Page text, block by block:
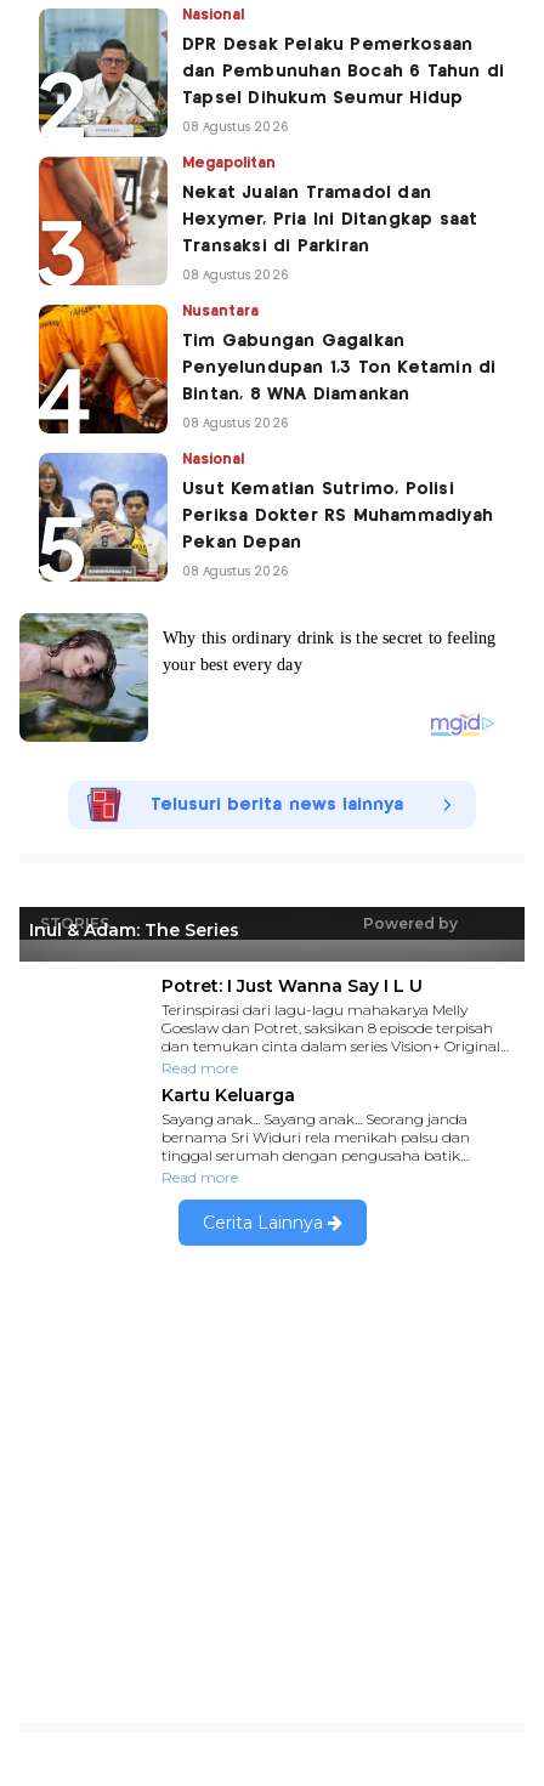
Nasional
DPR Desak Pelaku Pemerkosaan
dan Pembunuhan Bocah 6 Tahun di
Tapsel Dihukum Seumur Hidup
08 Agustus 2026
Megapolitan
Nekat Jualan Tramadol dan
Hexymer, Pria Ini Ditangkap saat
Transaksi di Parkiran
08 Agustus 2026
Nusantara
Tim Gabungan Gagalkan
Penyelundupan 1,3 Ton Ketamin di
Bintan, 8 WNA Diamankan
08 Agustus 2026
Nasional
Usut Kematian Sutrimo, Polisi
Periksa Dokter RS Muhammadiyah
Pekan Depan
08 Agustus 2026
Telusuri berita news lainnya